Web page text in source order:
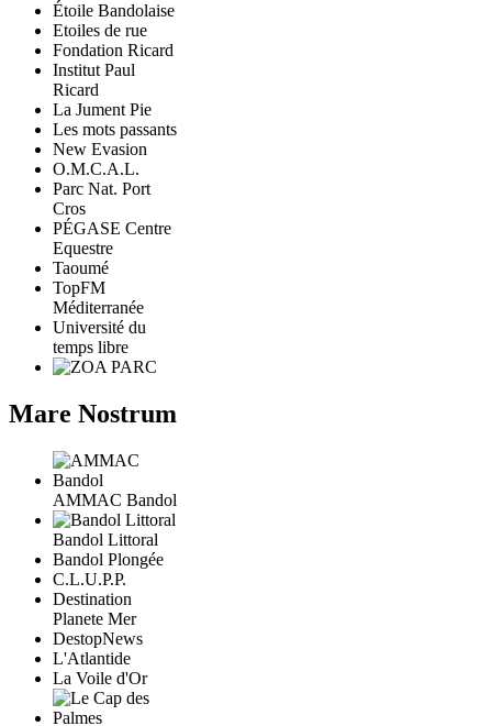
Étoile Bandolaise
Etoiles de rue
Fondation Ricard
Institut Paul
Ricard
La Jument Pie
Les mots passants
New Evasion
O.M.C.A.L.
Parc Nat. Port
Cros
PÉGASE Centre
Equestre
Taoumé
TopFM
Méditerranée
Université du
temps libre
Mare Nostrum
AMMAC Bandol
Bandol Littoral
Bandol Plongée
C.L.U.P.P.
Destination
Planete Mer
DestopNews
L'Atlantide
La Voile d'Or